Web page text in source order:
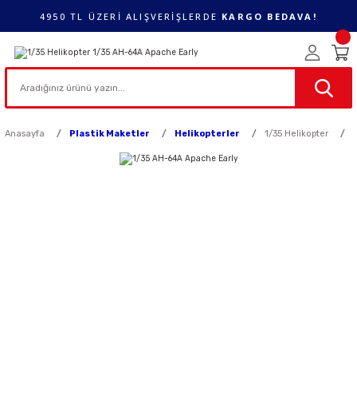
4950 TL ÜZERİ ALIŞVERİŞLERDE KARGO BEDAVA!
Anasayfa Plastik Maketler Helikopterler 1/35 Helikopter